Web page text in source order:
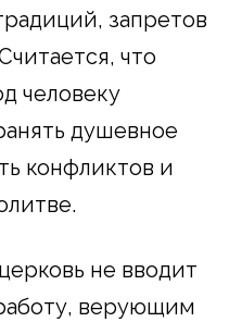
запретов
что
человеку
душевное
конфликтов и
не вводит
верующим